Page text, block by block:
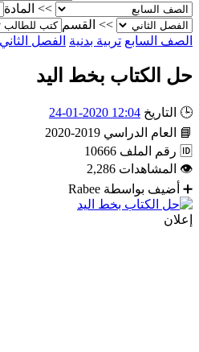
>>
المادة
>>
القسم
الصف السابع تربية بدنية الفصل الثاني
حل الكتاب بخط اليد
🕒 التاريخ 12:04 2020-01-24
📘
العام الدراسي 2019-2020
🆔 رقم الملف 10666
👁
المشاهدات 2,286
➕
أضيف بواسطة Rabee
إعلان